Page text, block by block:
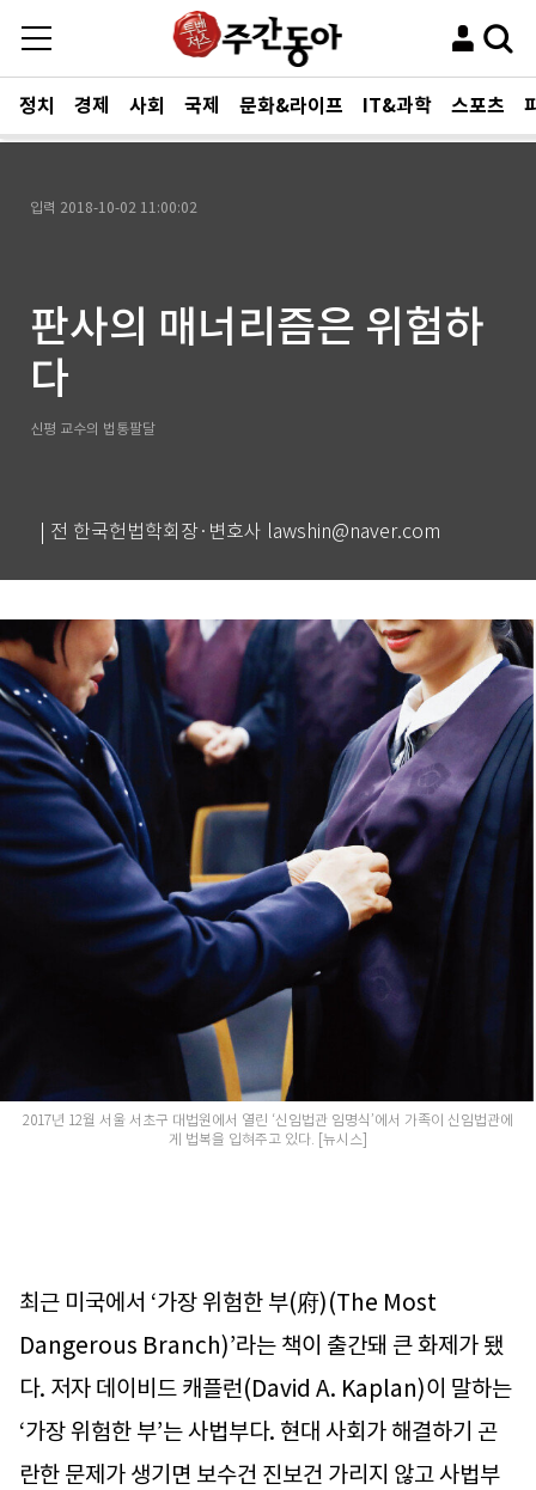
정치 경제 사회 국제 문화&라이프 IT&과학 스포츠
입력 2018-10-02 11:00:02
판사의 매너리즘은 위험하
다
신평 교수의 법통팔달
| 전 한국헌법학회장·변호사 lawshin@naver.com
2017년 12월 서울 서초구 대법원에서 열린 ‘신임법관 임명식’에서 가족이 신임법관에
게 법복을 입혀주고 있다. [뉴시스]
최근 미국에서 ‘가장 위험한 부(府)(The Most
Dangerous Branch)’라는 책이 출간돼 큰 화제가 됐
다. 저자 데이비드 캐플런(David A. Kaplan)이 말하는
‘가장 위험한 부’는 사법부다. 현대 사회가 해결하기 곤
란한 문제가 생기면 보수건 진보건 가리지 않고 사법부